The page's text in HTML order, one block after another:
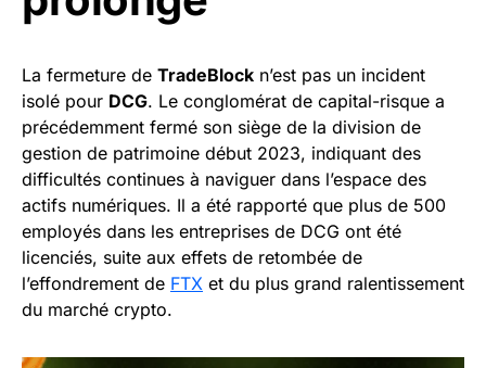
La fermeture de TradeBlock n’est pas un incident
isolé pour DCG. Le conglomérat de capital-risque a
précédemment fermé son siège de la division de
gestion de patrimoine début 2023, indiquant des
difficultés continues à naviguer dans l’espace des
actifs numériques. Il a été rapporté que plus de 500
employés dans les entreprises de DCG ont été
licenciés, suite aux effets de retombée de
l’effondrement de FTX et du plus grand ralentissement
du marché crypto.